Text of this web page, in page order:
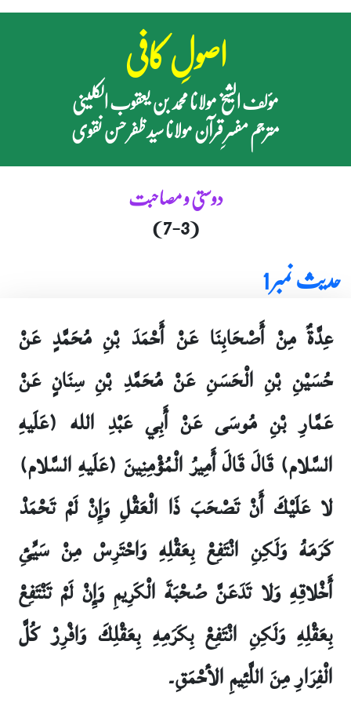
اصولِ کافی
مؤلف الشیخ مولانا محمد بن یعقوب الکلینی
مترجم مفسرِ قرآن مولانا سید ظفر حسن نقوی
دوستی و مصاحبت
(7-3)
حدیث نمبر 1
عِدَّةٌ مِنْ أَصْحَابِنَا عَنْ أَحْمَدَ بْنِ مُحَمَّدٍ عَنْ
حُسَيْنِ بْنِ الْحَسَنِ عَنْ مُحَمَّدِ بْنِ سِنَانٍ عَنْ
عَمَّارِ بْنِ مُوسَى عَنْ أَبِي عَبْدِ الله (عَلَيهِ
السَّلام) قَالَ قَالَ أَمِيرُ الْمُؤْمِنِينَ (عَلَيهِ السَّلام)
لا عَلَيْكَ أَنْ تَصْحَبَ ذَا الْعَقْلِ وَإِنْ لَمْ تَحْمَدْ
كَرَمَهُ وَلَكِنِ انْتَفِعْ بِعَقْلِهِ وَاحْتَرِسْ مِنْ سَيِّئِ
أَخْلاقِهِ وَلا تَدَعَنَّ صُحْبَةَ الْكَرِيمِ وَإِنْ لَمْ تَنْتَفِعْ
بِعَقْلِهِ وَلَكِنِ انْتَفِعْ بِكَرَمِهِ بِعَقْلِكَ وَافْرِرْ كُلَّ
الْفِرَارِ مِنَ اللَّئِيمِ الأحْمَقِ۔